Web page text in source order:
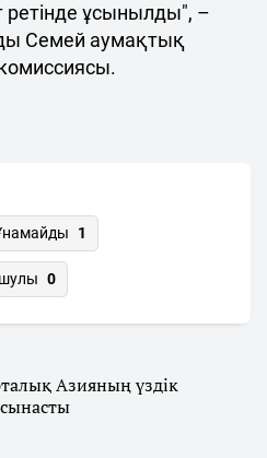
ұсынылды", –
Семей аумақтық
1
0
Азияның үздік